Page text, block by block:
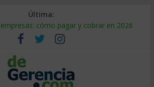
Última:
cómo pagar y cobrar en 2026
qué es y por qué sale tan caro
personal: cómo auditarla a tiempo
la cadena de suministro: qué hacer
de EE. UU.: cómo segmentarlo y venderle